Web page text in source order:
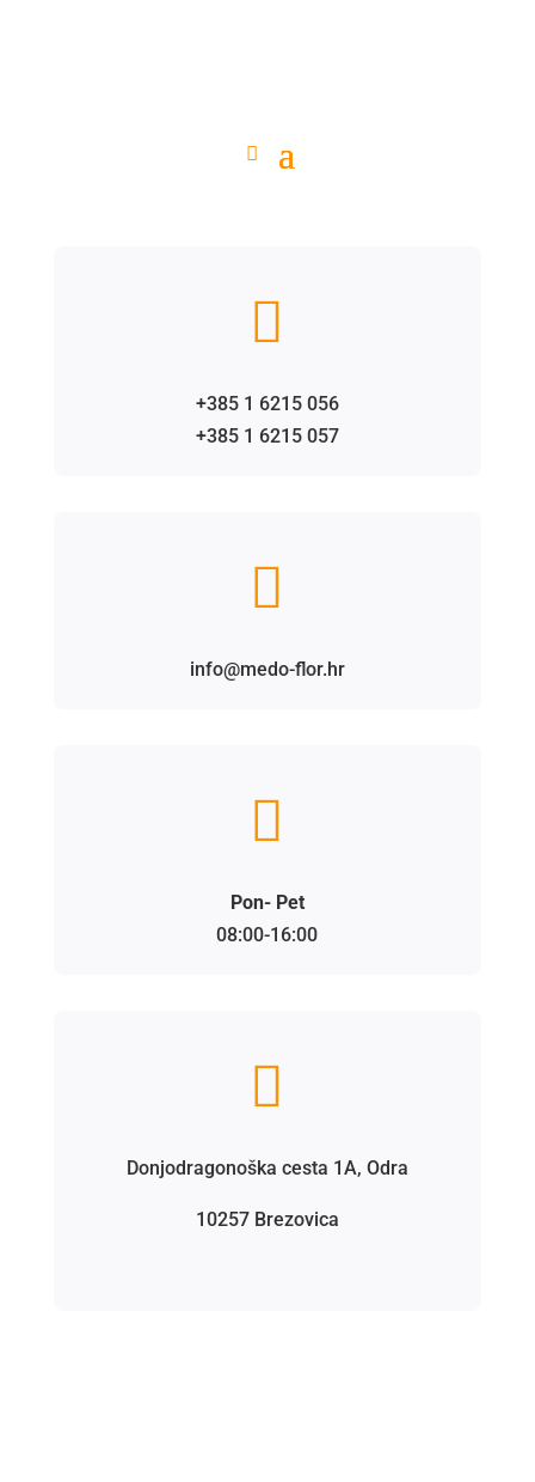

+385 1 6215 056
+385 1 6215 057

info@medo-flor.hr

Pon- Pet
08:00-16:00

Donjodragonoška cesta 1A, Odra
10257 Brezovica